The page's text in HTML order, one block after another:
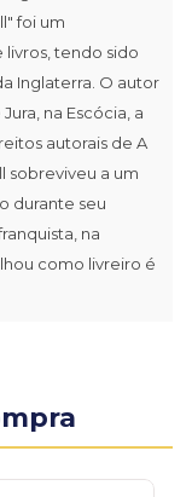
foi um
tendo sido
Inglaterra. O autor
na Escócia, a
autorais de A
sobreviveu a um
durante seu
na
como livreiro é